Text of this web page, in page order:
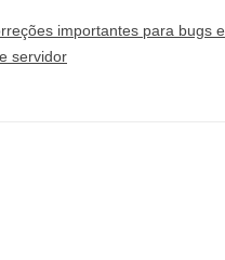
importantes para bugs e
servidor